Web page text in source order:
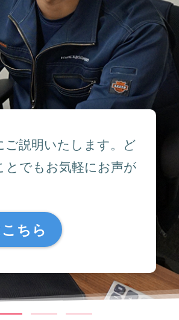
ご説明いたします。ど
とでもお気軽にお声が
ちら